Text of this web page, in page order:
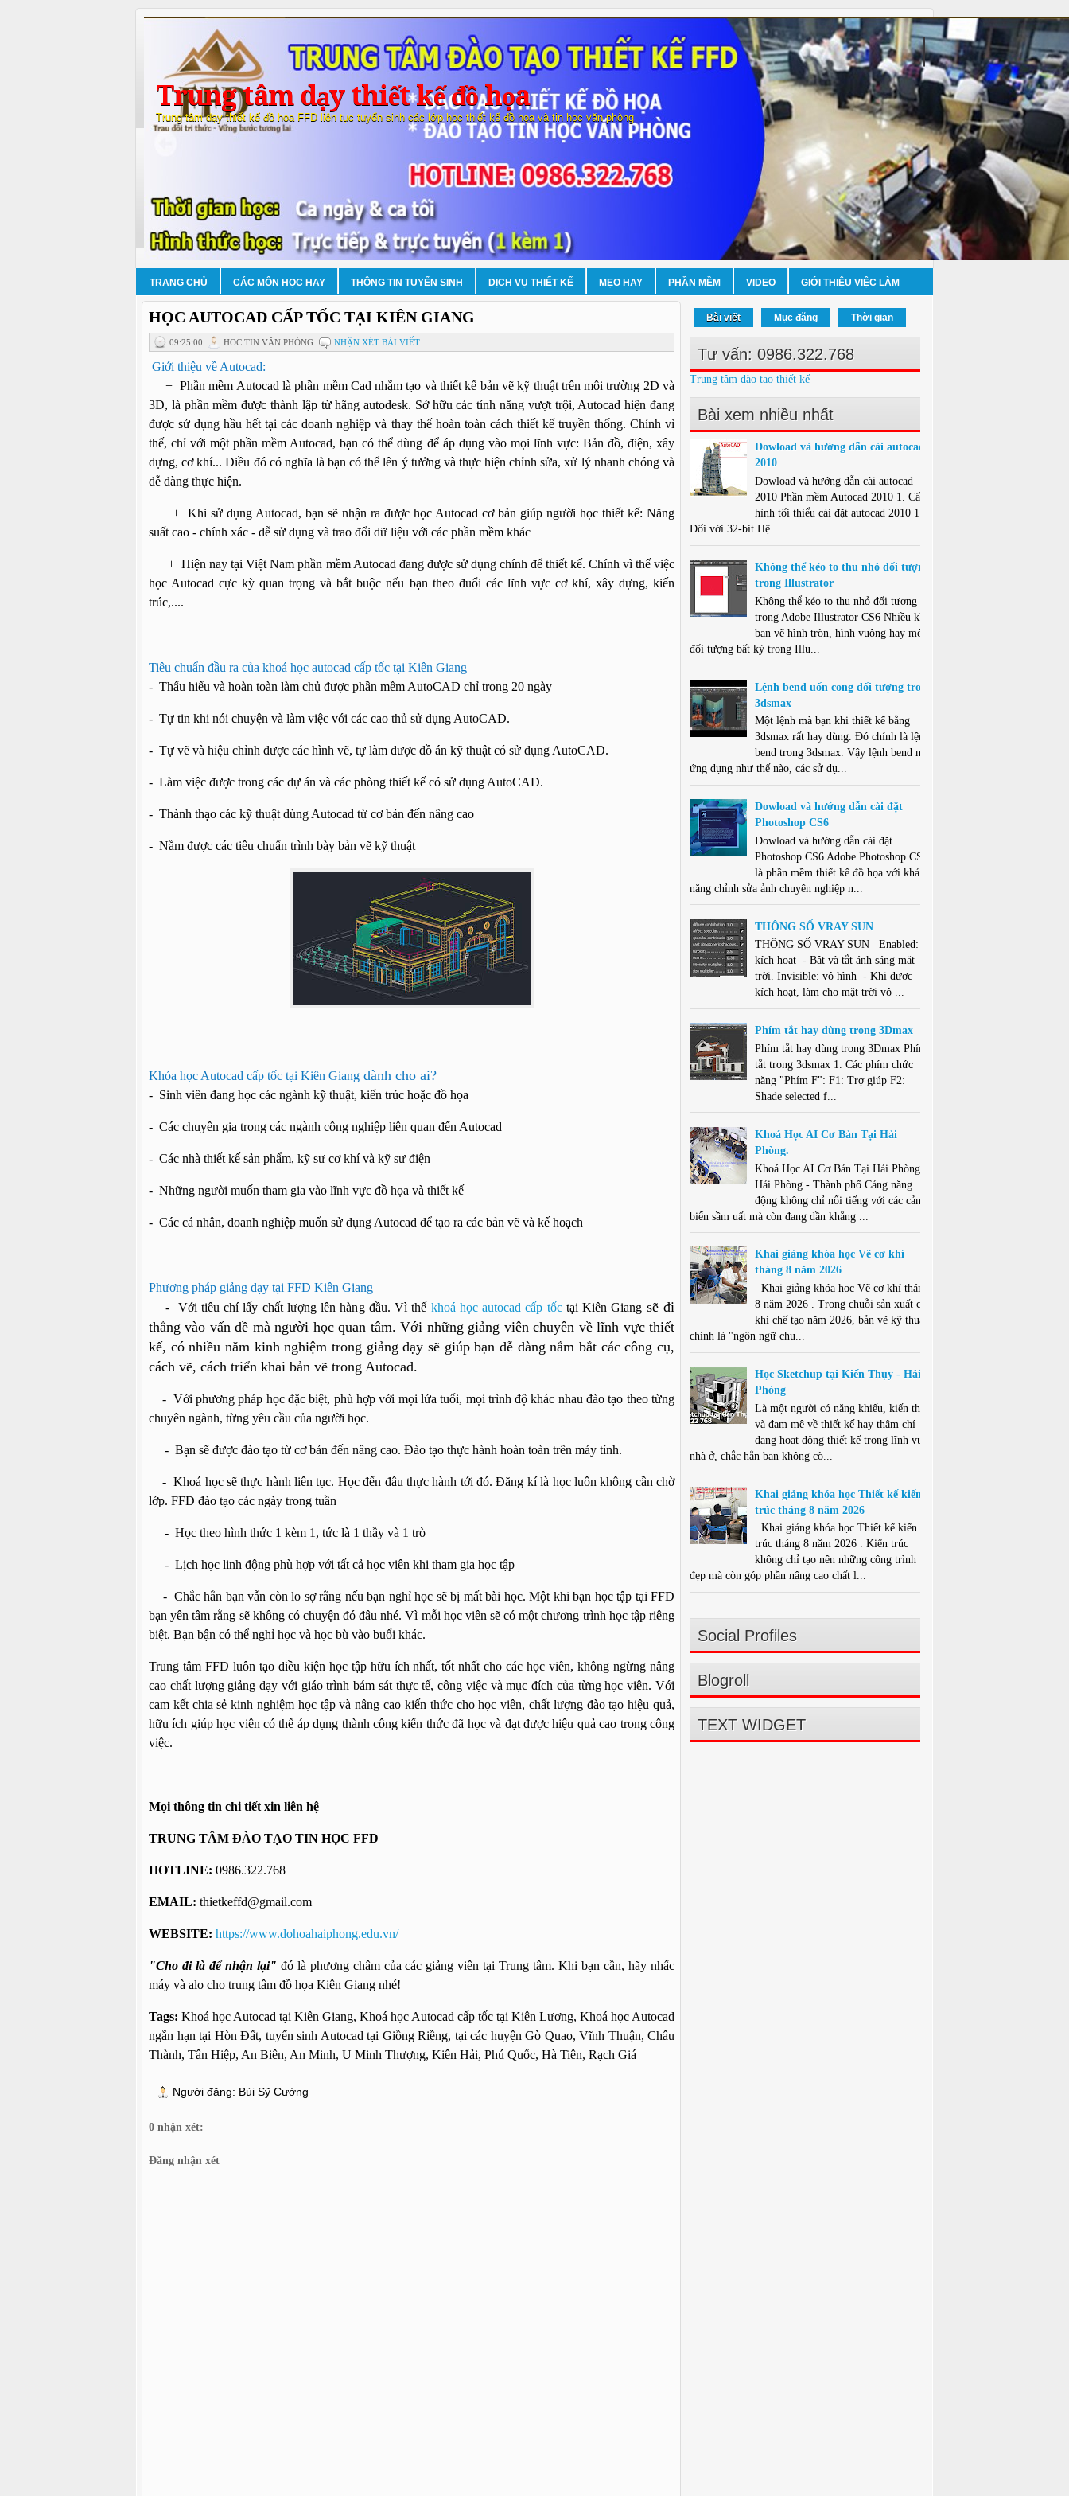
Trung tâm dạy thiết kế đồ họa
Trung tâm dạy thiết kế đồ họa FFD liên tục tuyển sinh các lớp học thiết kế đồ họa và tin học văn phòng
TRANG CHỦ CÁC MÔN HỌC HAY THÔNG TIN TUYỂN SINH DỊCH VỤ THIẾT KẾ MẸO HAY PHẦN MỀM VIDEO GIỚI THIỆU VIỆC LÀM
HỌC AUTOCAD CẤP TỐC TẠI KIÊN GIANG
09:25:00 HOC TIN VĂN PHÒNG NHẬN XÉT BÀI VIẾT
Giới thiệu về Autocad:
+ Phần mềm Autocad là phần mềm Cad nhằm tạo và thiết kế bản vẽ kỹ thuật trên môi trường 2D và
3D, là phần mềm được thành lập từ hãng autodesk. Sở hữu các tính năng vượt trội, Autocad hiện đang
được sử dụng hầu hết tại các doanh nghiệp và thay thế hoàn toàn cách thiết kế truyền thống. Chính vì
thế, chỉ với một phần mềm Autocad, bạn có thể dùng để áp dụng vào mọi lĩnh vực: Bản đồ, điện, xây
dựng, cơ khí... Điều đó có nghĩa là bạn có thể lên ý tưởng và thực hiện chỉnh sửa, xử lý nhanh chóng và
dễ dàng thực hiện.
+ Khi sử dụng Autocad, bạn sẽ nhận ra được học Autocad cơ bản giúp người học thiết kế: Năng
suất cao - chính xác - dễ sử dụng và trao đổi dữ liệu với các phần mềm khác
+ Hiện nay tại Việt Nam phần mềm Autocad đang được sử dụng chính để thiết kế. Chính vì thế việc
học Autocad cực kỳ quan trọng và bắt buộc nếu bạn theo đuổi các lĩnh vực cơ khí, xây dựng, kiến
trúc,....
Tiêu chuẩn đầu ra của khoá học autocad cấp tốc tại Kiên Giang
- Thấu hiểu và hoàn toàn làm chủ được phần mềm AutoCAD chỉ trong 20 ngày
- Tự tin khi nói chuyện và làm việc với các cao thủ sử dụng AutoCAD.
- Tự vẽ và hiệu chỉnh được các hình vẽ, tự làm được đồ án kỹ thuật có sử dụng AutoCAD.
- Làm việc được trong các dự án và các phòng thiết kế có sử dụng AutoCAD.
- Thành thạo các kỹ thuật dùng Autocad từ cơ bản đến nâng cao
- Nắm được các tiêu chuẩn trình bày bản vẽ kỹ thuật
Khóa học Autocad cấp tốc tại Kiên Giang dành cho ai?
- Sinh viên đang học các ngành kỹ thuật, kiến trúc hoặc đồ họa
- Các chuyên gia trong các ngành công nghiệp liên quan đến Autocad
- Các nhà thiết kế sản phẩm, kỹ sư cơ khí và kỹ sư điện
- Những người muốn tham gia vào lĩnh vực đồ họa và thiết kế
- Các cá nhân, doanh nghiệp muốn sử dụng Autocad để tạo ra các bản vẽ và kế hoạch
Phương pháp giảng dạy tại FFD Kiên Giang
- Với tiêu chí lấy chất lượng lên hàng đầu. Vì thế khoá học autocad cấp tốctại Kiên Giang sẽ đi
thẳng vào vấn đề mà người học quan tâm. Với những giảng viên chuyên về lĩnh vực thiết
kế, có nhiều năm kinh nghiệm trong giảng dạy sẽ giúp bạn dễ dàng nắm bắt các công cụ,
cách vẽ, cách triển khai bản vẽ trong Autocad.
- Với phương pháp học đặc biệt, phù hợp với mọi lứa tuổi, mọi trình độ khác nhau đào tạo theo từng
chuyên ngành, từng yêu cầu của người học.
- Bạn sẽ được đào tạo từ cơ bản đến nâng cao. Đào tạo thực hành hoàn toàn trên máy tính.
- Khoá học sẽ thực hành liên tục. Học đến đâu thực hành tới đó. Đăng kí là học luôn không cần chờ
lớp. FFD đào tạo các ngày trong tuần
- Học theo hình thức 1 kèm 1, tức là 1 thầy và 1 trò
- Lịch học linh động phù hợp với tất cả học viên khi tham gia học tập
- Chắc hẳn bạn vẫn còn lo sợ rằng nếu bạn nghỉ học sẽ bị mất bài học. Một khi bạn học tập tại FFD
bạn yên tâm rằng sẽ không có chuyện đó đâu nhé. Vì mỗi học viên sẽ có một chương trình học tập riêng
biệt. Bạn bận có thể nghỉ học và học bù vào buổi khác.
Trung tâm FFD luôn tạo điều kiện học tập hữu ích nhất, tốt nhất cho các học viên, không ngừng nâng
cao chất lượng giảng dạy với giáo trình bám sát thực tế, công việc và mục đích của từng học viên. Với
cam kết chia sẻ kinh nghiệm học tập và nâng cao kiến thức cho học viên, chất lượng đào tạo hiệu quả,
hữu ích giúp học viên có thể áp dụng thành công kiến thức đã học và đạt được hiệu quả cao trong công
việc.
Mọi thông tin chi tiết xin liên hệ
TRUNG TÂM ĐÀO TẠO TIN HỌC FFD
HOTLINE: 0986.322.768
EMAIL: thietkeffd@gmail.com
WEBSITE: https://www.dohoahaiphong.edu.vn/
"Cho đi là để nhận lại" đó là phương châm của các giảng viên tại Trung tâm. Khi bạn cần, hãy nhấc
máy và alo cho trung tâm đồ họa Kiên Giang nhé!
Tags: Khoá học Autocad tại Kiên Giang, Khoá học Autocad cấp tốc tại Kiên Lương, Khoá học Autocad
ngắn hạn tại Hòn Đất, tuyển sinh Autocad tại Giồng Riềng, tại các huyện Gò Quao, Vĩnh Thuận, Châu
Thành, Tân Hiệp, An Biên, An Minh, U Minh Thượng, Kiên Hải, Phú Quốc, Hà Tiên, Rạch Giá
Người đăng: Bùi Sỹ Cường
0 nhận xét:
Đăng nhận xét
Bài viết Mục đăng Thời gian
Tư vấn: 0986.322.768
Trung tâm đào tạo thiết kế
Bài xem nhiều nhất
Dowload và hướng dẫn cài autocad
2010
Dowload và hướng dẫn cài autocad
2010 Phần mềm Autocad 2010 1. Cấu
hình tối thiểu cài đặt autocad 2010 1.1.
Đối với 32-bit Hệ...
Không thể kéo to thu nhỏ đối tượng
trong Illustrator
Không thể kéo to thu nhỏ đối tượng
trong Adobe Illustrator CS6 Nhiều khi
bạn vẽ hình tròn, hình vuông hay một
đối tượng bất kỳ trong Illu...
Lệnh bend uốn cong đối tượng trong
3dsmax
Một lệnh mà bạn khi thiết kế bằng
3dsmax rất hay dùng. Đó chính là lệnh
bend trong 3dsmax. Vậy lệnh bend này
ứng dụng như thế nào, các sử dụ...
Dowload và hướng dẫn cài đặt
Photoshop CS6
Dowload và hướng dẫn cài đặt
Photoshop CS6 Adobe Photoshop CS6
là phần mềm thiết kế đồ họa với khả
năng chỉnh sửa ảnh chuyên nghiệp n...
THÔNG SỐ VRAY SUN
THÔNG SỐ VRAY SUN Enabled:
kích hoạt - Bật và tắt ánh sáng mặt
trời. Invisible: vô hình - Khi được
kích hoạt, làm cho mặt trời vô ...
Phím tắt hay dùng trong 3Dmax
Phím tắt hay dùng trong 3Dmax Phím
tắt trong 3dsmax 1. Các phím chức
năng "Phím F": F1: Trợ giúp F2:
Shade selected f...
Khoá Học AI Cơ Bản Tại Hải
Phòng.
Khoá Học AI Cơ Bản Tại Hải Phòng .
Hải Phòng - Thành phố Cảng năng
động không chỉ nổi tiếng với các cảng
biển sầm uất mà còn đang dần khẳng ...
Khai giảng khóa học Vẽ cơ khí
tháng 8 năm 2026
Khai giảng khóa học Vẽ cơ khí tháng
8 năm 2026 . Trong chuỗi sản xuất cơ
khí chế tạo năm 2026, bản vẽ kỹ thuật
chính là "ngôn ngữ chu...
Học Sketchup tại Kiến Thụy - Hải
Phòng
Là một người có năng khiếu, kiến thức
và đam mê về thiết kế hay thậm chí
đang hoạt động thiết kế trong lĩnh vực
nhà ở, chắc hẳn bạn không cò...
Khai giảng khóa học Thiết kế kiến
trúc tháng 8 năm 2026
Khai giảng khóa học Thiết kế kiến
trúc tháng 8 năm 2026 . Kiến trúc
không chỉ tạo nên những công trình
đẹp mà còn góp phần nâng cao chất l...
Social Profiles
Blogroll
TEXT WIDGET